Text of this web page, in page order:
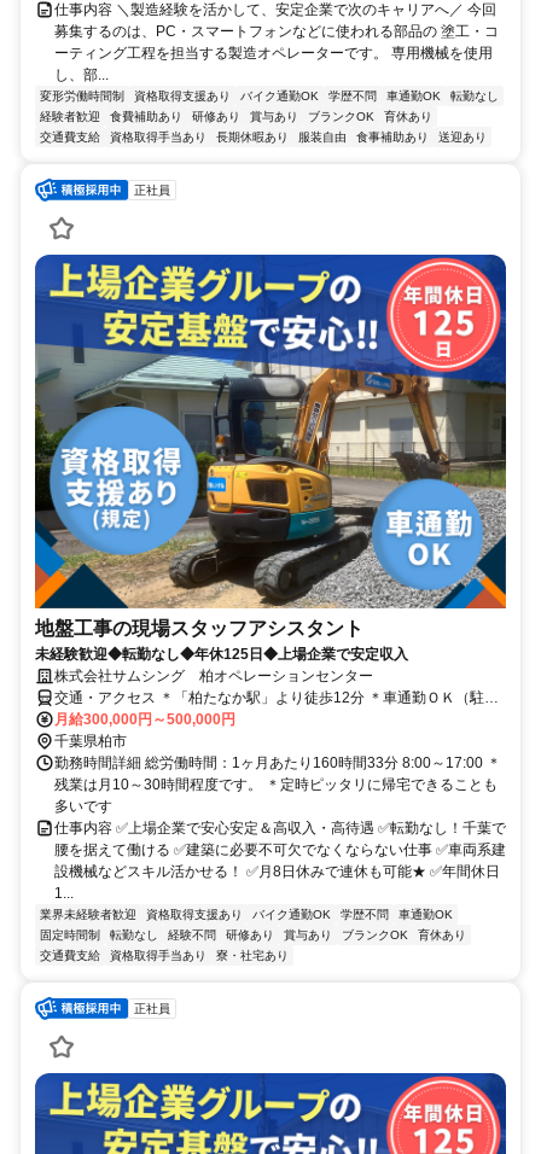
仕事内容 ＼製造経験を活かして、安定企業で次のキャリアへ／ 今回
募集するのは、PC・スマートフォンなどに使われる部品の 塗工・コ
ーティング工程を担当する製造オペレーターです。 専用機械を使用
し、部...
変形労働時間制 資格取得支援あり バイク通勤OK 学歴不問 車通勤OK
転勤なし
経験者歓迎
食費補助あり 研修あり 賞与あり ブランクOK
育休あり
交通費支給
資格取得手当あり 長期休暇あり 服装自由 食事補助あり 送迎あり
正社員
地盤工事の現場スタッフアシスタント
未経験歓迎◆転勤なし◆年休125日◆上場企業で安定収入
株式会社サムシング 柏オペレーションセンター
交通・アクセス ＊「柏たなか駅」より徒歩12分 ＊車通勤ＯＫ（駐車
場完備）＊転勤なし！
月給300,000円～500,000円
千葉県柏市
勤務時間詳細 総労働時間：1ヶ月あたり160時間33分 8:00～17:00 ＊
残業は月10～30時間程度です。 ＊定時ピッタリに帰宅できることも
多いです
仕事内容 ✅上場企業で安心安定＆高収入・高待遇 ✅転勤なし！千葉で
腰を据えて働ける ✅建築に必要不可欠でなくならない仕事 ✅車両系建
設機械などスキル活かせる！ ✅月8日休みで連休も可能★ ✅年間休日
1...
業界未経験者歓迎 資格取得支援あり バイク通勤OK 学歴不問
車通勤OK
固定時間制
転勤なし 経験不問 研修あり 賞与あり ブランクOK
育休あり
交通費支給
資格取得手当あり 寮・社宅あり
正社員